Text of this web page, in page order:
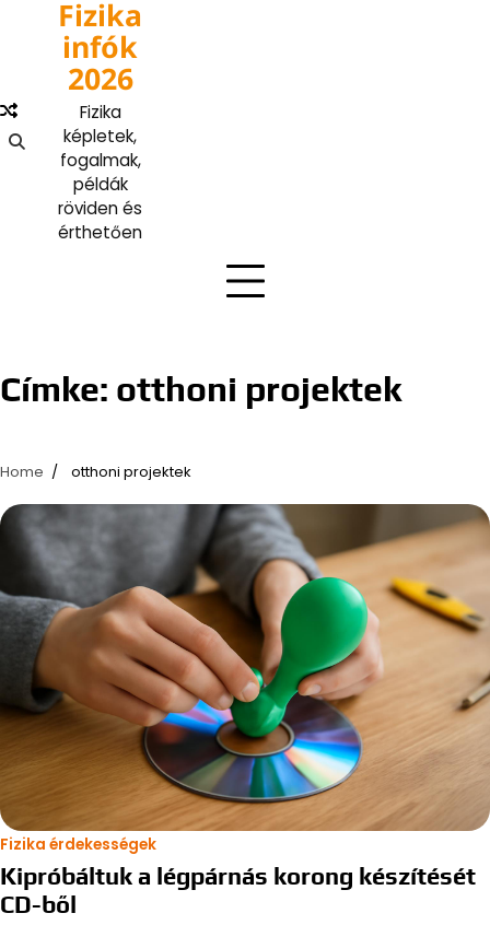
content
Fizika
infók
2026
Fizika
képletek,
fogalmak,
példák
röviden és
érthetően
Címke: otthoni projektek
Home otthoni projektek
Fizika érdekességek
Kipróbáltuk a légpárnás korong készítését
CD-ből